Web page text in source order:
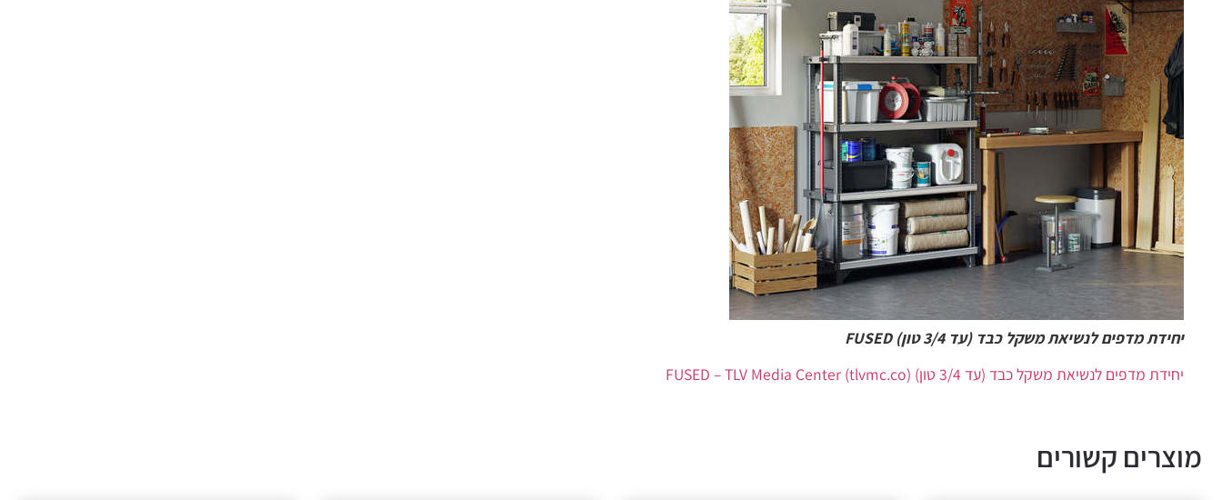
יחידת מדפים לנשיאת משקל כבד (עד 3/4 טון) FUSED
יחידת מדפים לנשיאת משקל כבד (עד 3/4 טון) FUSED – TLV Media Center (tlvmc.co)
מוצרים קשורים